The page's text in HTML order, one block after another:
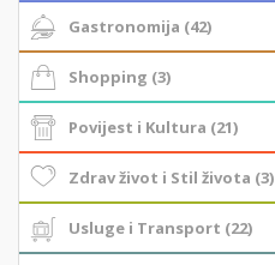
Gastronomija (42)
Shopping (3)
Povijest i Kultura (21)
Zdrav život i Stil života (3)
Usluge i Transport (22)